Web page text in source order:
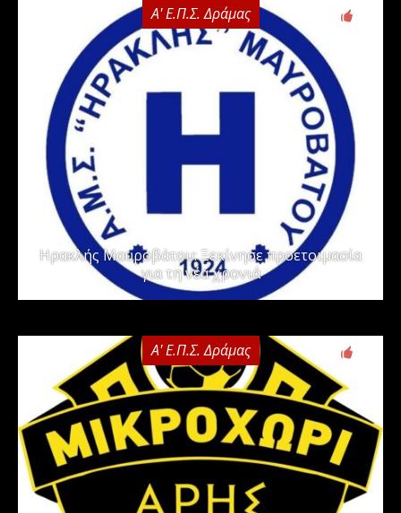
Α' Ε.Π.Σ. Δράμας
Ηρακλής Μαυροβάτου: Ξεκίνησε προετοιμασία
για τη νέα χρονιά
Α' Ε.Π.Σ. Δράμας